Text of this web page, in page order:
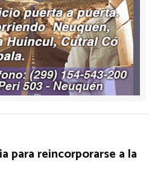
para reincorporarse a la